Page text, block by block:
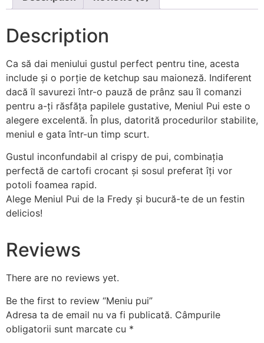
Description
Ca să dai meniului gustul perfect pentru tine, acesta
include și o porție de ketchup sau maioneză. Indiferent
dacă îl savurezi într-o pauză de prânz sau îl comanzi
pentru a-ți răsfăța papilele gustative, Meniul Pui este o
alegere excelentă. În plus, datorită procedurilor stabilite,
meniul e gata într-un timp scurt.
Gustul inconfundabil al crispy de pui, combinația
perfectă de cartofi crocant și sosul preferat îți vor
potoli foamea rapid.
Alege Meniul Pui de la Fredy și bucură-te de un festin
delicios!
Reviews
There are no reviews yet.
Be the first to review “Meniu pui”
Adresa ta de email nu va fi publicată. Câmpurile
obligatorii sunt marcate cu *